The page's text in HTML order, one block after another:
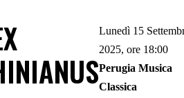
Lunedì 15
2025, ore 18:00
Perugia Musica
Classica